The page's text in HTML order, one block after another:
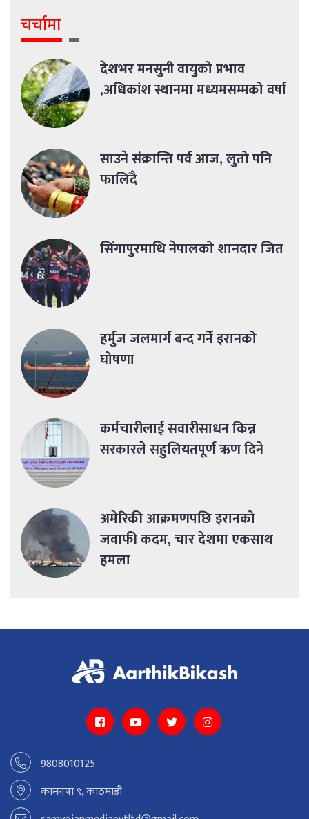
चर्चामा
देशभर मनसुनी वायुको प्रभाव
,अधिकांश स्थानमा मध्यमसम्मको वर्षा
साउने संक्रान्ति पर्व आज, लुतो पनि
फालिँदै
सिंगापुरमाथि नेपालको शानदार जित
हर्मुज जलमार्ग बन्द गर्ने इरानको
घोषणा
कर्मचारीलाई सवारीसाधन किन्न
सरकारले सहुलियतपूर्ण ऋण दिने
अमेरिकी आक्रमणपछि इरानको
जवाफी कदम, चार देशमा एकसाथ
हमला
9808010125
कामनपा ९, काठमाडौं